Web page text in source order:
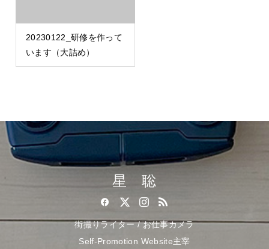
20230122_研修を作って
います（大詰め）
星 聡
街撮りライター / お仕事カメラ
Self-Promotion Website主宰